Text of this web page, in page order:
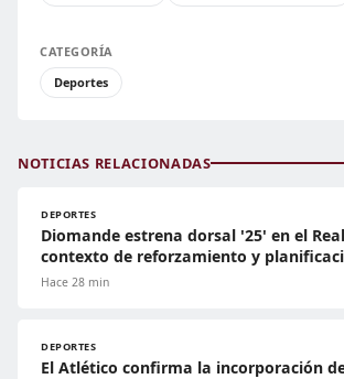
CATEGORÍA
Deportes
NOTICIAS RELACIONADAS
DEPORTES
Diomande estrena dorsal '25' en el
contexto de reforzamiento y
Hace 28 min
DEPORTES
El Atlético confirma la incorporación